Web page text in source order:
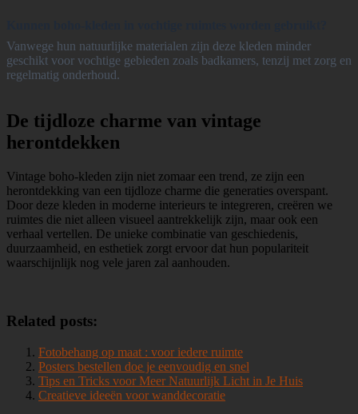
Vanwege hun natuurlijke materialen zijn deze kleden minder
geschikt voor vochtige gebieden zoals badkamers, tenzij met zorg en
regelmatig onderhoud.
De tijdloze charme van vintage
herontdekken
Vintage boho-kleden zijn niet zomaar een trend, ze zijn een
herontdekking van een tijdloze charme die generaties overspant.
Door deze kleden in moderne interieurs te integreren, creëren we
ruimtes die niet alleen visueel aantrekkelijk zijn, maar ook een
verhaal vertellen. De unieke combinatie van geschiedenis,
duurzaamheid, en esthetiek zorgt ervoor dat hun populariteit
waarschijnlijk nog vele jaren zal aanhouden.
Related posts:
Fotobehang op maat : voor iedere ruimte
Posters bestellen doe je eenvoudig en snel
Tips en Tricks voor Meer Natuurlijk Licht in Je Huis
Creatieve ideeën voor wanddecoratie